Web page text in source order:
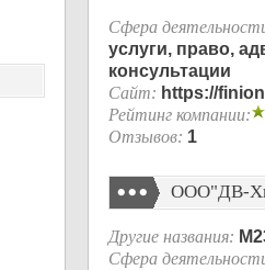
Сфера
услуги, право,
консультации
Сайт: https://
Рейтинг компании:
Отзывов: 1
ООО"ДВ-
Другие названия:
Сфера